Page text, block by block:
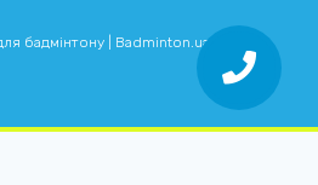
бадмінтону | Badminton.ua © 2026